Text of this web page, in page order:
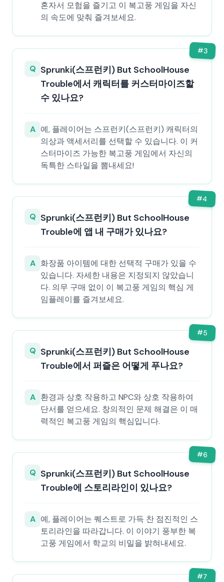
혼자서 모험을 즐기고 이 복고풍 게임을 자신
의 속도에 맞춰 즐겨보세요.
#3
Q Sprunki(스프런키) But SchoolHouse
Trouble에서 캐릭터를 커스터마이즈할
수 있나요?
A 예, 플레이어는 스프런키(스프런키) 캐릭터의
의상과 액세서리를 선택할 수 있습니다. 이 커
스터마이즈 가능한 복고풍 게임에서 자신의
독특한 스타일을 뽐내세요!
#4
Q Sprunki(스프런키) But SchoolHouse
Trouble에 앱 내 구매가 있나요?
A 화장품 아이템에 대한 선택적 구매가 있을 수
있습니다. 자세한 내용은 지정되지 않았습니
다. 의무 구매 없이 이 복고풍 게임의 핵심 게
임플레이를 즐겨보세요.
#5
Q Sprunki(스프런키) But SchoolHouse
Trouble에서 퍼즐은 어떻게 푸나요?
A 환경과 상호 작용하고 NPC와 상호 작용하여
단서를 얻으세요. 창의적인 문제 해결은 이 매
력적인 복고풍 게임의 핵심입니다.
#6
Q Sprunki(스프런키) But SchoolHouse
Trouble에 스토리라인이 있나요?
A 예, 플레이어는 퀘스트로 가득 찬 점진적인 스
토리라인을 따라갑니다. 이 이야기 풍부한 복
고풍 게임에서 학교의 비밀을 밝혀내세요.
#7